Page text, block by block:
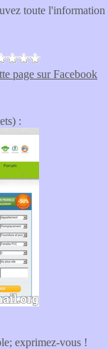
toute l'information
page sur Facebook
:
exprimez-vous !